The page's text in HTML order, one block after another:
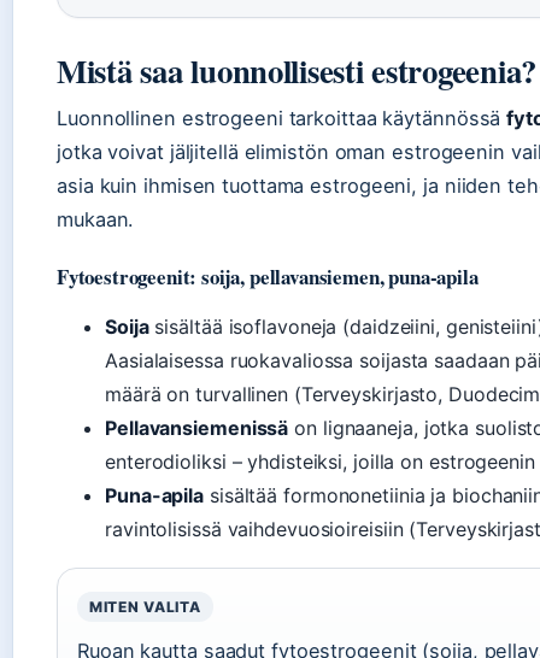
Mistä saa luonnollisesti estrogeenia?
Luonnollinen estrogeeni tarkoittaa käytännössä
jotka voivat jäljitellä elimistön oman estrogeenin
asia kuin ihmisen tuottama estrogeeni, ja niiden
mukaan.
Fytoestrogeenit: soija, pellavansiemen, puna-apila
Soijasisältää isoflavoneja (daidzeiini,
Aasialaisessa ruokavaliossa soijasta saadaan
määrä on turvallinen (Terveyskirjasto,
Pellavansiemenissä on lignaaneja, jotka
enterodioliksi – yhdisteiksi, joilla on
Puna-apila sisältää formononetiinia ja
ravintolisissä vaihdevuosioireisiin
MITEN VALITA
Ruoan kautta saadut fytoestrogeenit (soija,